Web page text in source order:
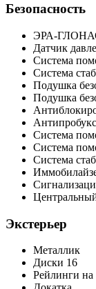
Безопасность
ЭРА-
Датчик
Система
Система
Подушка
Подушка
Система
Система
Система
Экстерьер
Металлик
Диски 16
Рейлинги